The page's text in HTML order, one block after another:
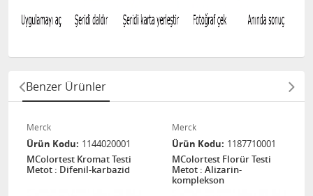
Benzer Ürünler
Merck
Ürün Kodu 1144020001
MColortest Kromat Testi
Metot : Difenil-karbazid
Merck
Ürün Kodu 1187710001
MColortest Florür Testi
Metot : Alizarin-
komplekson